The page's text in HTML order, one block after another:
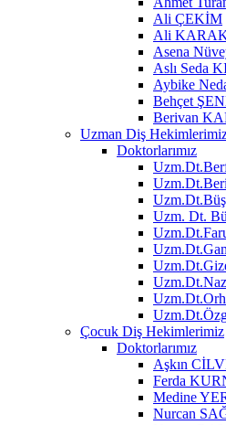
Ali ÇEKİM
Ali
Asena
Aslı Seda
Aybike
Behçet
Berivan
Uzman Diş
Doktorlarımız
Uzm. Dt.
Çocuk Diş Hekimlerimiz
Doktorlarımız
Aşkın
Ferda
Medine
Nurcan